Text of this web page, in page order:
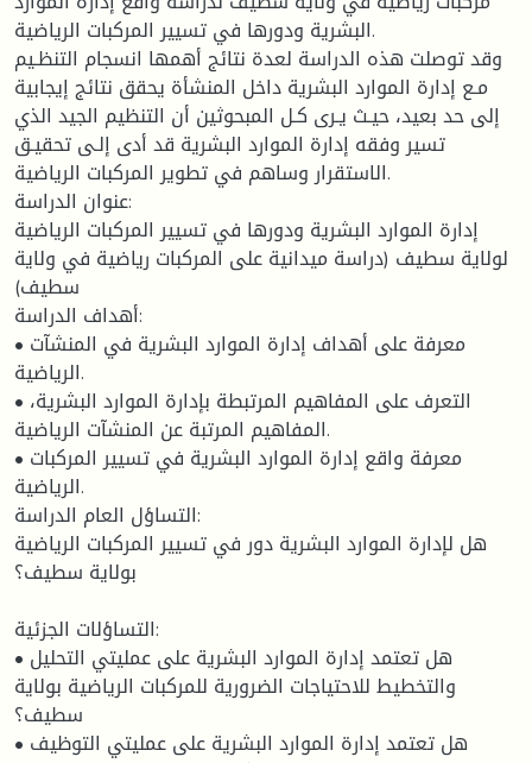
البشرية ودورها في تسيير المركبات الرياضية.
وقد توصلت هذه الدراسة لعدة نتائج أهمها انسجام التنظـيم
مـع إدارة الموارد البشرية داخل المنشأة يحقق نتائج إيجابية
إلى حد بعيد، حيـث يـرى كـل المبحوثين أن التنظيم الجيد الذي
تسير وفقه إدارة الموارد البشرية قد أدى إلـى تحقيـق
الاستقرار وساهم في تطوير المركبات الرياضية.
عنوان الدراسة:
إدارة الموارد البشرية ودورها في تسيير المركبات الرياضية
لولاية سطيف (دراسة ميدانية على المركبات رياضية في ولاية
سطيف)
أهداف الدراسة:
• معرفة على أهداف إدارة الموارد البشرية في المنشآت
الرياضية.
• التعرف على المفاهيم المرتبطة بإدارة الموارد البشرية،
المفاهيم المرتبة عن المنشآت الرياضية.
• معرفة واقع إدارة الموارد البشرية في تسيير المركبات
الرياضية.
التساؤل العام الدراسة:
هل لإدارة الموارد البشرية دور في تسيير المركبات الرياضية
بولاية سطيف؟
التساؤلات الجزئية:
• هل تعتمد إدارة الموارد البشرية على عمليتي التحليل
والتخطيط للاحتياجات الضرورية للمركبات الرياضية بولاية
سطيف؟
• هل تعتمد إدارة الموارد البشرية على عمليتي التوظيف